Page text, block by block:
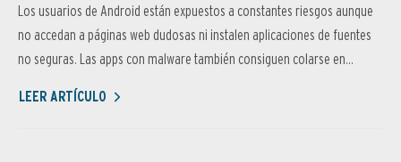
Los usuarios de Android están expuestos a constantes riesgos aunque
no accedan a páginas web dudosas ni instalen aplicaciones de fuentes
no seguras. Las apps con malware también consiguen colarse en...
LEER ARTÍCULO